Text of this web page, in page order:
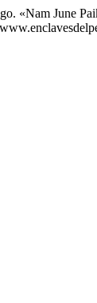
«Nam June